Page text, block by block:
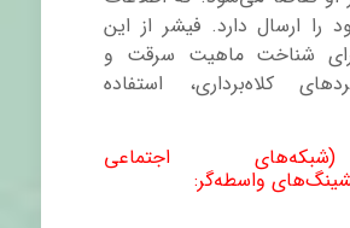
ارسال دارد. فیشر از این
شناخت ماهیت سرقت و
کلاه‌برداری، استفاده
اجتماعی
های واسطه‌گر: